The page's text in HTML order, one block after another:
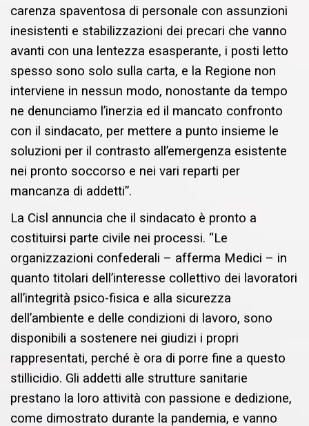
carenza spaventosa di personale con assunzioni
inesistenti e stabilizzazioni dei precari che vanno
avanti con una lentezza esasperante, i posti letto
spesso sono solo sulla carta, e la Regione non
interviene in nessun modo, nonostante da tempo
ne denunciamo l’inerzia ed il mancato confronto
con il sindacato, per mettere a punto insieme le
soluzioni per il contrasto all’emergenza esistente
nei pronto soccorso e nei vari reparti per
mancanza di addetti”.
La Cisl annuncia che il sindacato è pronto a
costituirsi parte civile nei processi. “Le
organizzazioni confederali – afferma Medici – in
quanto titolari dell’interesse collettivo dei lavoratori
all’integrità psico-fisica e alla sicurezza
dell’ambiente e delle condizioni di lavoro, sono
disponibili a sostenere nei giudizi i propri
rappresentati, perché è ora di porre fine a questo
stillicidio. Gli addetti alle strutture sanitarie
prestano la loro attività con passione e dedizione,
come dimostrato durante la pandemia, e vanno